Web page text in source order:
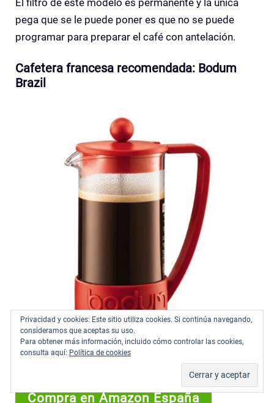
pega que se le puede poner es que no se puede
programar para preparar el café con antelación.
Cafetera francesa recomendada: Bodum
Brazil
Compra en Amazon España
Privacidad y cookies: Este sitio utiliza cookies. Si continúa navegando,
consideramos que aceptas su uso.
Para obtener más información, incluido cómo controlar las cookies,
consulta aquí: Política de cookies